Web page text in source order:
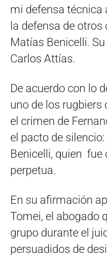
mi defensa técnica
la defensa de
Matías Benicelli.
Carlos Attías.
De acuerdo con lo
uno de los rugbiers
el crimen de
el pacto de
Benicelli, quien fue
perpetua.
En su afirmación
Tomei, el abogado
grupo durante el
persuadidos de